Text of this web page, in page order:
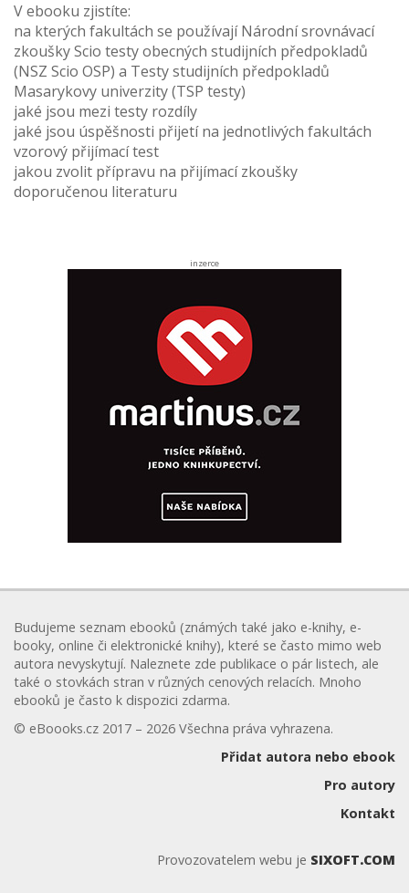
V ebooku zjistíte:
na kterých fakultách se používají Národní srovnávací
zkoušky Scio testy obecných studijních předpokladů
(NSZ Scio OSP) a Testy studijních předpokladů
Masarykovy univerzity (TSP testy)
jaké jsou mezi testy rozdíly
jaké jsou úspěšnosti přijetí na jednotlivých fakultách
vzorový přijímací test
jakou zvolit přípravu na přijímací zkoušky
doporučenou literaturu
inzerce
Budujeme seznam ebooků (známých také jako e-knihy, e-
booky, online či elektronické knihy), které se často mimo web
autora nevyskytují. Naleznete zde publikace o pár listech, ale
také o stovkách stran v různých cenových relacích. Mnoho
ebooků je často k dispozici zdarma.
© eBoooks.cz 2017 – 2026 Všechna práva vyhrazena.
Přidat autora nebo ebook
Pro autory
Kontakt
Provozovatelem webu je SIXOFT.COM